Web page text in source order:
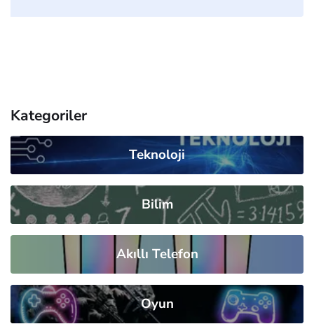
Kategoriler
Teknoloji
Bilim
Akıllı Telefon
Oyun